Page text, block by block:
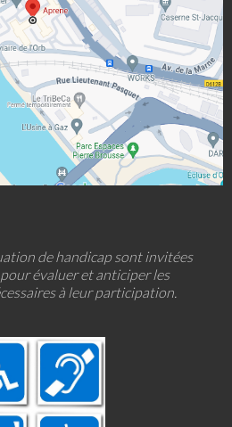
de handicap sont invitées
évaluer et anticiper les
à leur participation.